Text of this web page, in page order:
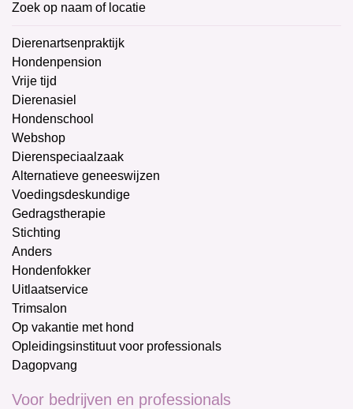
Zoek op naam of locatie
Dierenartsenpraktijk
Hondenpension
Vrije tijd
Dierenasiel
Hondenschool
Webshop
Dierenspeciaalzaak
Alternatieve geneeswijzen
Voedingsdeskundige
Gedragstherapie
Stichting
Anders
Hondenfokker
Uitlaatservice
Trimsalon
Op vakantie met hond
Opleidingsinstituut voor professionals
Dagopvang
Voor bedrijven en professionals